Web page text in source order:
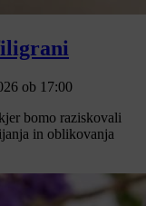
ob 17:00
bomo raziskovali
in oblikovanja